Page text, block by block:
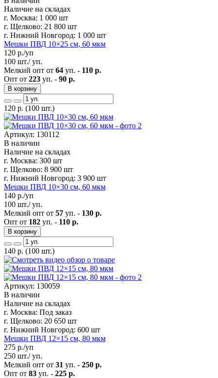
Наличие на складах
г. Москва: 1 000 шт
г. Щелково: 21 800 шт
г. Нижний Новгород: 1 000 шт
Мешки ПВД 10×25 см, 60 мкм
120 р./уп
100 шт./ уп.
Мелкий опт от 64 уп. - 110 р.
Опт от 223 уп. - 90 р.
В корзину
120 р. (100 шт.)
Артикул: 130112
В наличии
Наличие на складах
г. Москва: 300 шт
г. Щелково: 8 900 шт
г. Нижний Новгород: 3 900 шт
Мешки ПВД 10×30 см, 60 мкм
140 р./уп
100 шт./ уп.
Мелкий опт от 57 уп. - 130 р.
Опт от 182 уп. - 110 р.
В корзину
140 р. (100 шт.)
Артикул: 130059
В наличии
Наличие на складах
г. Москва: Под заказ
г. Щелково: 20 650 шт
г. Нижний Новгород: 600 шт
Мешки ПВД 12×15 см, 80 мкм
275 р./уп
250 шт./ уп.
Мелкий опт от 31 уп. - 250 р.
Опт от 83 уп. - 225 р.